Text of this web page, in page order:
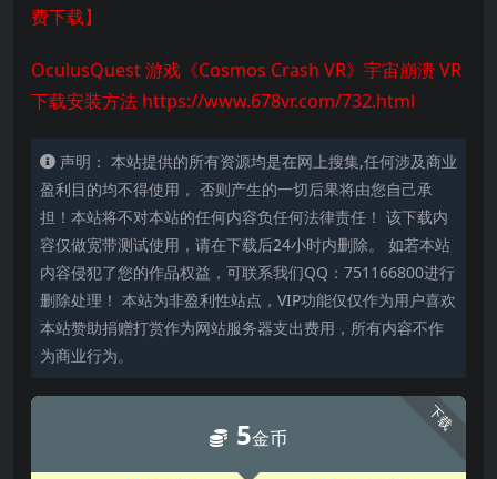
费下载】
OculusQuest 游戏《Cosmos Crash VR》宇宙崩溃 VR
下载安装方法 https://www.678vr.com/732.html
声明： 本站提供的所有资源均是在网上搜集,任何涉及商业
盈利目的均不得使用， 否则产生的一切后果将由您自己承
担！本站将不对本站的任何内容负任何法律责任！ 该下载内
容仅做宽带测试使用，请在下载后24小时内删除。 如若本站
内容侵犯了您的作品权益，可联系我们QQ：751166800进行
删除处理！ 本站为非盈利性站点，VIP功能仅仅作为用户喜欢
本站赞助捐赠打赏作为网站服务器支出费用，所有内容不作
为商业行为。
下载
5金币